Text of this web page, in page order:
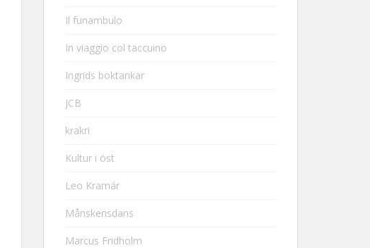
Il funambulo
In viaggio col taccuino
Ingrids boktankar
JCB
krakri
Kultur i öst
Leo Kramár
Månskensdans
Marcus Fridholm